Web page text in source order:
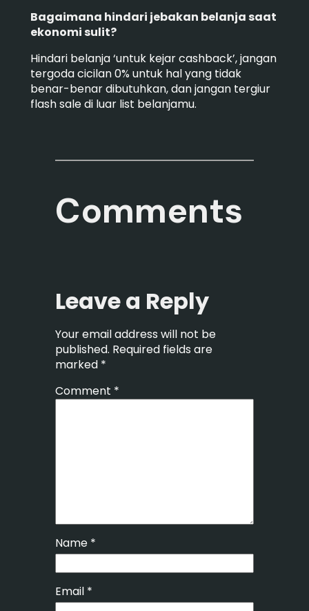
Bagaimana hindari jebakan belanja saat
ekonomi sulit?
Hindari belanja ‘untuk kejar cashback’, jangan
tergoda cicilan 0% untuk hal yang tidak
benar-benar dibutuhkan, dan jangan tergiur
flash sale di luar list belanjamu.
Comments
Leave a Reply
Your email address will not be
published. Required fields are
marked *
Comment *
Name *
Email *